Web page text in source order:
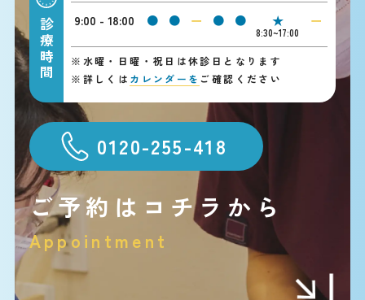
診療時間
9:00 - 18:00
● ● ー ● ● ★
8:30~17:00
ー
※ 水曜・日曜・祝日は休診日となります
※ 詳しくは カレンダーを ご確認ください
0120-255-418
ご予約はコチラから
Appointment